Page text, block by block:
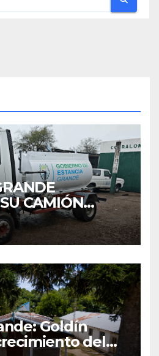
CAMIÓN
Y MEJORARÁ
DE
PARA LOS
Goldín
del